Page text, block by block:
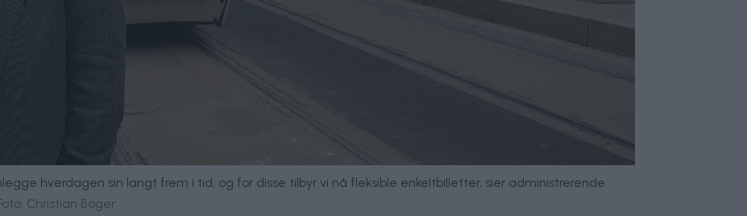
hverdagen sin langt frem i tid, og for disse tilbyr vi nå fleksible enkeltbilletter, sier administrerende
Christian Boger